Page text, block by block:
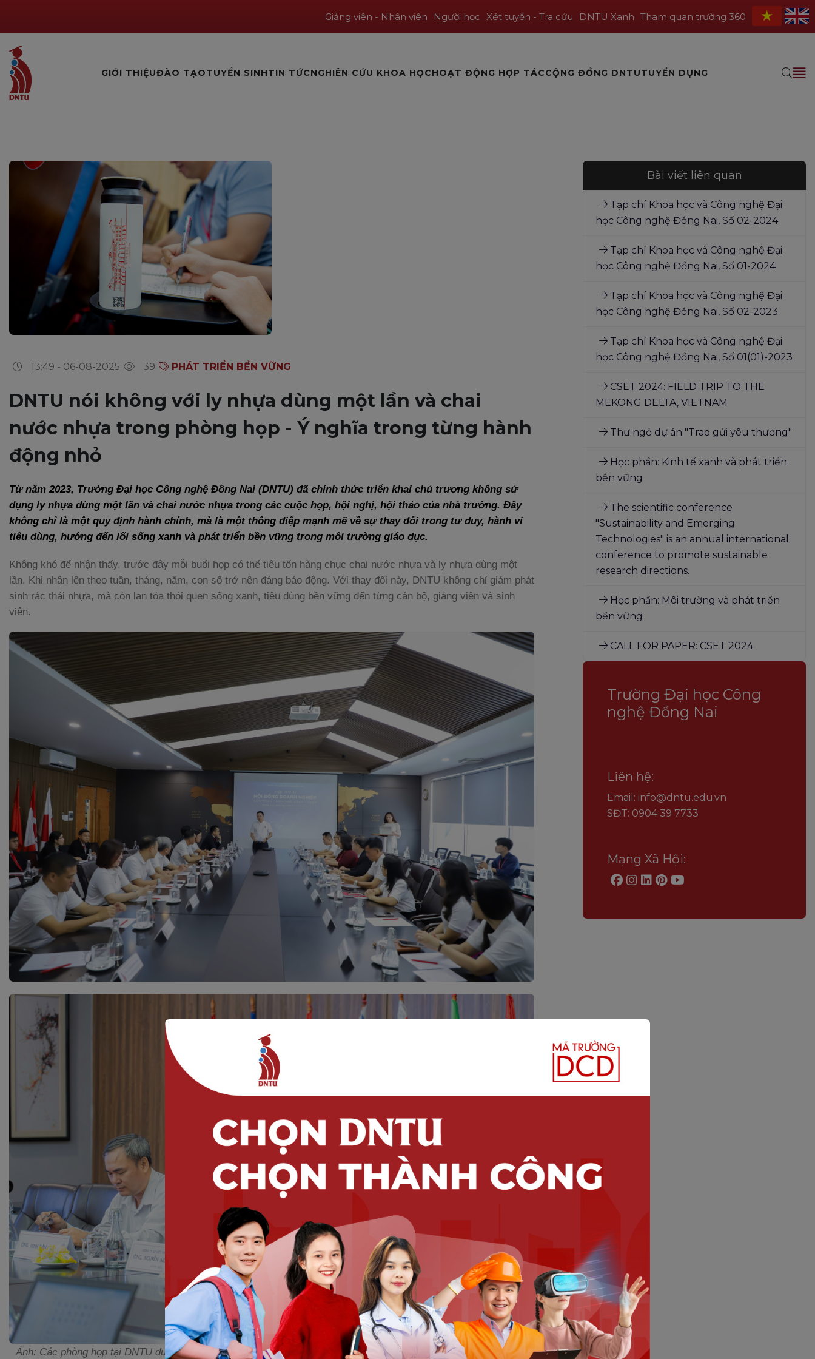
Giảng viên - Nhân viên Người học Xét tuyển - Tra cứu DNTU Xanh Tham quan trường 360
GIỚI THIỆUĐÀO TẠOTUYỂN SINHTIN TỨCNGHIÊN CỨU KHOA HỌCHOẠT ĐỘNG HỢP TÁCCỘNG ĐỒNG DNTUTUYỂN DỤNG
13:49 - 06-08-2025 39 PHÁT TRIỂN BỀN VỮNG
DNTU nói không với ly nhựa dùng một lần và chai
nước nhựa trong phòng họp - Ý nghĩa trong từng hành
động nhỏ
Từ năm 2023, Trường Đại học Công nghệ Đồng Nai (DNTU) đã chính thức triển khai chủ trương không sử
dụng ly nhựa dùng một lần và chai nước nhựa trong các cuộc họp, hội nghị, hội thảo của nhà trường. Đây
không chỉ là một quy định hành chính, mà là một thông điệp mạnh mẽ về sự thay đổi trong tư duy, hành vi
tiêu dùng, hướng đến lối sống xanh và phát triển bền vững trong môi trường giáo dục.
Không khó để nhận thấy, trước đây mỗi buổi họp có thể tiêu tốn hàng chục chai nước nhựa và ly nhựa dùng một
lần. Khi nhân lên theo tuần, tháng, năm, con số trở nên đáng báo động. Với thay đổi này, DNTU không chỉ giảm phát
sinh rác thải nhựa, mà còn lan tỏa thói quen sống xanh, tiêu dùng bền vững đến từng cán bộ, giảng viên và sinh
viên.
Ảnh: Các phòng họp tại DNTU được bố trí ly thủy tinh, bình nước lớn hoặc các loại bình thủy tinh an toàn và thân
Bài viết liên quan
Tạp chí Khoa học và Công nghệ Đại
học Công nghệ Đồng Nai, Số 02-2024
Tạp chí Khoa học và Công nghệ Đại
học Công nghệ Đồng Nai, Số 01-2024
Tạp chí Khoa học và Công nghệ Đại
học Công nghệ Đồng Nai, Số 02-2023
Tạp chí Khoa học và Công nghệ Đại
học Công nghệ Đồng Nai, Số 01(01)-2023
CSET 2024: FIELD TRIP TO THE
MEKONG DELTA, VIETNAM
Thư ngỏ dự án "Trao gửi yêu thương"
Học phần: Kinh tế xanh và phát triển
bền vững
The scientific conference
"Sustainability and Emerging
Technologies" is an annual international
conference to promote sustainable
research directions.
Học phần: Môi trường và phát triển
bền vững
CALL FOR PAPER: CSET 2024
Trường Đại học Công
nghệ Đồng Nai
Liên hệ:
Email: info@dntu.edu.vn
SĐT: 0904 39 7733
Mạng Xã Hội: